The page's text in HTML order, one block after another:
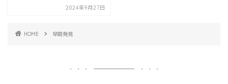
2024年9月27日
HOME 早期発見